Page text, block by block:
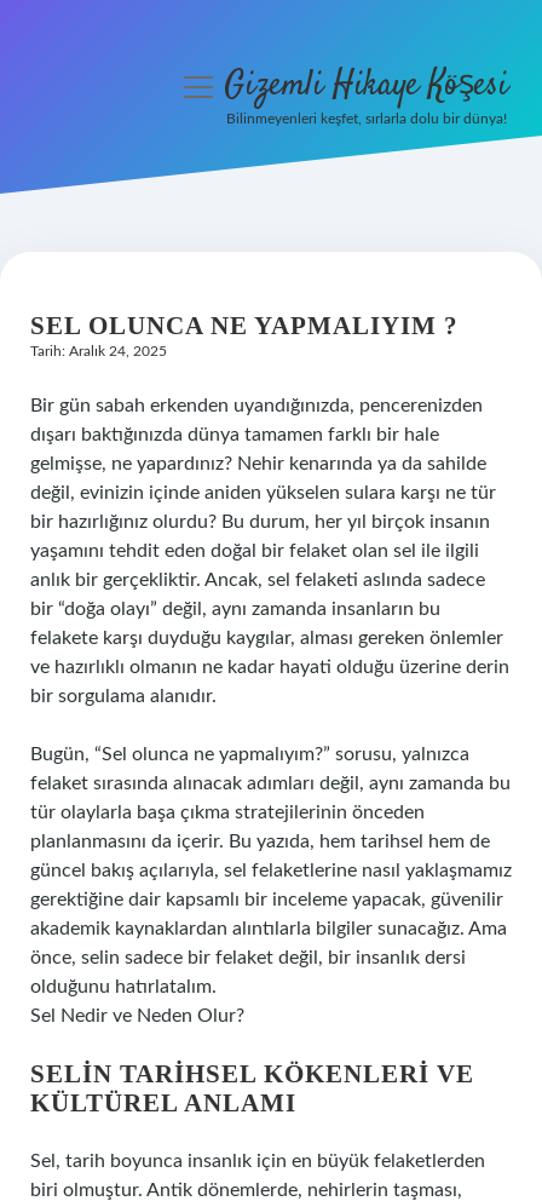
Hakkımızda
menüyüGizemli Hikaye Köşesi
Bilinmeyenleri keşfet, sırlarla dolu bir dünya!
SEL OLUNCA NE YAPMALIYIM ?
Tarih: Aralık 24, 2025
Bir gün sabah erkenden uyandığınızda, pencerenizden
dışarı baktığınızda dünya tamamen farklı bir hale
gelmişse, ne yapardınız? Nehir kenarında ya da sahilde
değil, evinizin içinde aniden yükselen sulara karşı ne tür
bir hazırlığınız olurdu? Bu durum, her yıl birçok insanın
yaşamını tehdit eden doğal bir felaket olan sel ile ilgili
anlık bir gerçekliktir. Ancak, sel felaketi aslında sadece
bir “doğa olayı” değil, aynı zamanda insanların bu
felakete karşı duyduğu kaygılar, alması gereken önlemler
ve hazırlıklı olmanın ne kadar hayati olduğu üzerine derin
bir sorgulama alanıdır.
Bugün, “Sel olunca ne yapmalıyım?” sorusu, yalnızca
felaket sırasında alınacak adımları değil, aynı zamanda bu
tür olaylarla başa çıkma stratejilerinin önceden
planlanmasını da içerir. Bu yazıda, hem tarihsel hem de
güncel bakış açılarıyla, sel felaketlerine nasıl yaklaşmamız
gerektiğine dair kapsamlı bir inceleme yapacak, güvenilir
akademik kaynaklardan alıntılarla bilgiler sunacağız. Ama
önce, selin sadece bir felaket değil, bir insanlık dersi
olduğunu hatırlatalım.
Sel Nedir ve Neden Olur?
SELIN TARIHSEL KÖKENLERI VE
KÜLTÜREL ANLAMI
Sel, tarih boyunca insanlık için en büyük felaketlerden
biri olmuştur. Antik dönemlerde, nehirlerin taşması,